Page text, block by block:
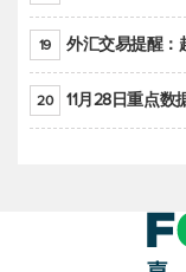
19 外汇交易提醒：
20 11月28日重点数